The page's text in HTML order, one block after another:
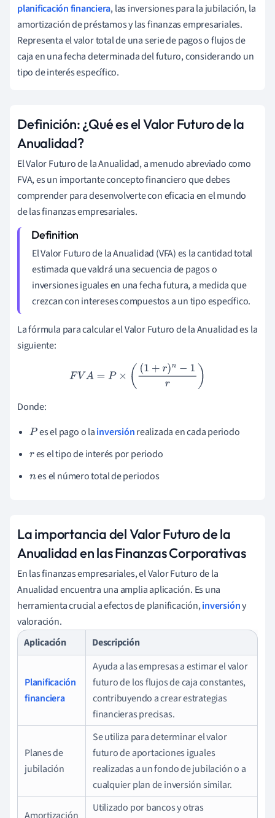
planificación financiera, las inversiones para la jubilación, la
amortización de préstamos y las finanzas empresariales.
Representa el valor total de una serie de pagos o flujos de
caja en una fecha determinada del futuro, considerando un
tipo de interés específico.
Definición: ¿Qué es el Valor Futuro de la
Anualidad?
El Valor Futuro de la Anualidad, a menudo abreviado como
FVA, es un importante concepto financiero que debes
comprender para desenvolverte con eficacia en el mundo
de las finanzas empresariales.
El Valor Futuro de la Anualidad (VFA) es la cantidad total
estimada que valdrá una secuencia de pagos o
inversiones iguales en una fecha futura, a medida que
crezcan con intereses compuestos a un tipo específico.
La fórmula para calcular el Valor Futuro de la Anualidad es la
siguiente:
F VA=P (( 1+r )n−1r)
Donde:
P es el pago o lainversiónrealizada en cada periodo
res el tipo de interés por periodo
nes el número total de periodos
La importancia del Valor Futuro de la
Anualidad en las Finanzas Corporativas
En las finanzas empresariales, el Valor Futuro de la
Anualidad encuentra una amplia aplicación. Es una
herramienta crucial a efectos de planificación,inversióny
valoración.
Aplicación
Descripción
Planificación
financiera
Ayuda a las empresas a estimar el valor
futuro de los flujos de caja constantes,
contribuyendo a crear estrategias
financieras precisas.
Planes de
jubilación
Se utiliza para determinar el valor
futuro de aportaciones iguales
realizadas a un fondo de jubilación o a
cualquier plan de inversión similar.
Utilizado por bancos y otras